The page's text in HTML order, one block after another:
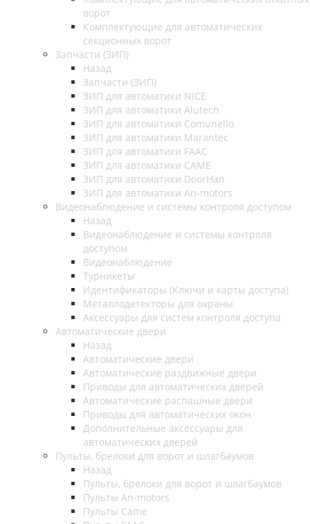
ворот
Комплектующие для автоматических
секционных ворот
Запчасти (ЗИП)
Назад
Запчасти (ЗИП)
ЗИП для автоматики NICE
ЗИП для автоматики Alutech
ЗИП для автоматики Comunello
ЗИП для автоматики Marantec
ЗИП для автоматики FAAC
ЗИП для автоматики CAME
ЗИП для автоматики DoorHan
ЗИП для автоматики An-motors
Видеонаблюдение и системы контроля доступом
Назад
Видеонаблюдение и системы контроля
доступом
Видеонаблюдение
Турникеты
Идентификаторы (Ключи и карты доступа)
Металлодетекторы для охраны
Аксессуары для систем контроля доступа
Автоматические двери
Назад
Автоматические двери
Автоматические раздвижные двери
Приводы для автоматических дверей
Автоматические распашные двери
Приводы для автоматических окон
Дополнительные аксессуары для
автоматических дверей
Пульты, брелоки для ворот и шлагбаумов
Назад
Пульты, брелоки для ворот и шлагбаумов
Пульты An-motors
Пульты Came